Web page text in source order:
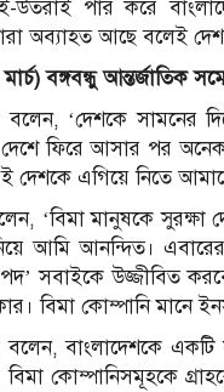
পার করে
অব্যাহত আছে বলেই
বঙ্গবন্ধু আন্তর্জাতিক
বলেন, ‘দেশকে সামনের
ফিরে আসার পর অনেক
দেশকে এগিয়ে নিতে
বলেন, ‘বিমা মানুষকে
আমি আনন্দিত।
সবাইকে উজ্জীবিত
বিমা কোম্পানি মানে
বলেন, বাংলাদেশকে
কোম্পানিসমূহকে